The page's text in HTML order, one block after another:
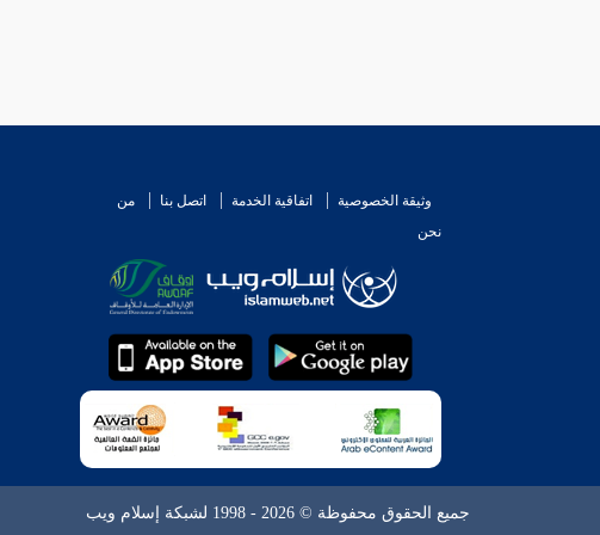
وثيقة الخصوصية اتفاقية الخدمة اتصل بنا
من
نحن
جميع الحقوق محفوظة © 2026 - 1998 لشبكة إسلام ويب